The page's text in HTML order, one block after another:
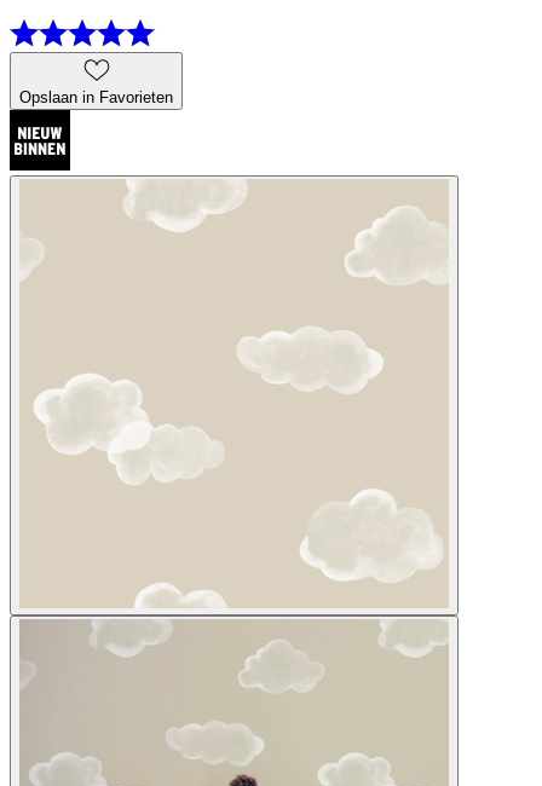
Opslaan in Favorieten